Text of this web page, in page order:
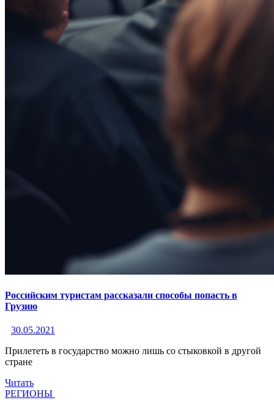
Российским туристам рассказали способы попасть в
Грузию
30.05.2021
Прилететь в государство можно лишь со стыковкой в другой
стране
Читать
РЕГИОНЫ